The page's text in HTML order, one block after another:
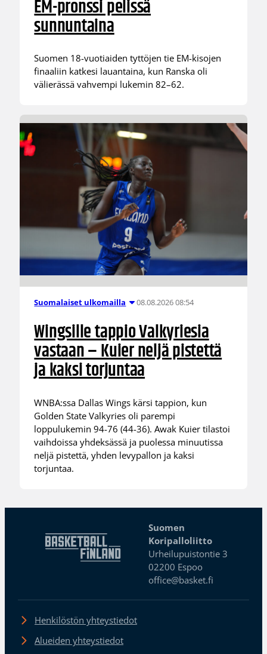
EM-pronssi pelissä
sunnuntaina
Suomen 18-vuotiaiden tyttöjen tie EM-kisojen
finaaliin katkesi lauantaina, kun Ranska oli
välierässä vahvempi lukemin 82–62.
Suomalaiset ulkomailla 08.08.2026 08:54
Wingsille tappio Valkyriesia
vastaan – Kuier neljä pistettä
ja kaksi torjuntaa
WNBA:ssa Dallas Wings kärsi tappion, kun
Golden State Valkyries oli parempi
loppulukemin 94-76 (44-36). Awak Kuier tilastoi
vaihdoissa yhdeksässä ja puolessa minuutissa
neljä pistettä, yhden levypallon ja kaksi
torjuntaa.
Suomen
Koripalloliitto
Urheilupuistontie 3
02200 Espoo
office@basket.fi
Henkilöstön yhteystiedot
Alueiden yhteystiedot